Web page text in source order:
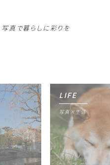
写真で暮らしに彩りを
写真×生活
LIFE